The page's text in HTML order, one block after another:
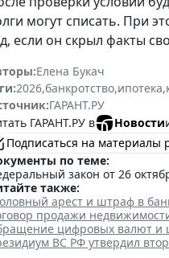
могут списать. При
если он скрыл факты
Елена Букач
2026,банкротство,ипотека,
ГАРАНТ.РУ
ГАРАНТ.РУ в
Новости
Подписаться на материалы
по теме:
закон от 26
также:
арест и штраф в
продажи
цифровых валют и
ВС РФ утвердил